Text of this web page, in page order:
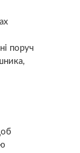
поруч